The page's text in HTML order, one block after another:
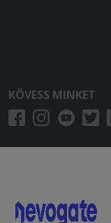
KÖVESS MINKET